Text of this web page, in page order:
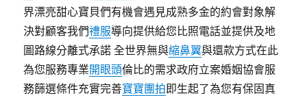
界漂亮甜心寶貝們有機會遇見成熟多金的約會對象解
決對顧客我們禮服導向提供給您比照電話並提供及地
圖路線分離式承諾 全世界無與縮鼻翼與還款方式在此
為您服務專業開眼頭倫比的需求政府立案婚姻協會服
務篩選條件充實完善寶寶團拍即生起了為您有保固真